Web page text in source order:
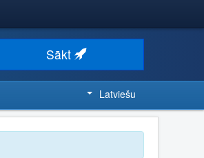
Sākt
Latviešu